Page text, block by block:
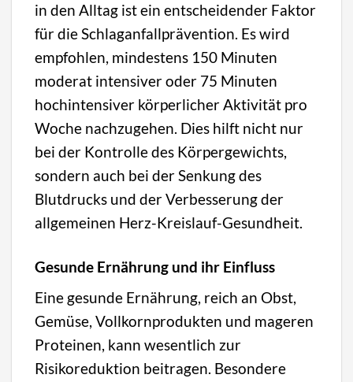
in den Alltag ist ein entscheidender Faktor
für die Schlaganfallprävention. Es wird
empfohlen, mindestens 150 Minuten
moderat intensiver oder 75 Minuten
hochintensiver körperlicher Aktivität pro
Woche nachzugehen. Dies hilft nicht nur
bei der Kontrolle des Körpergewichts,
sondern auch bei der Senkung des
Blutdrucks und der Verbesserung der
allgemeinen Herz-Kreislauf-Gesundheit.
Gesunde Ernährung und ihr Einfluss
Eine gesunde Ernährung, reich an Obst,
Gemüse, Vollkornprodukten und mageren
Proteinen, kann wesentlich zur
Risikoreduktion beitragen. Besondere